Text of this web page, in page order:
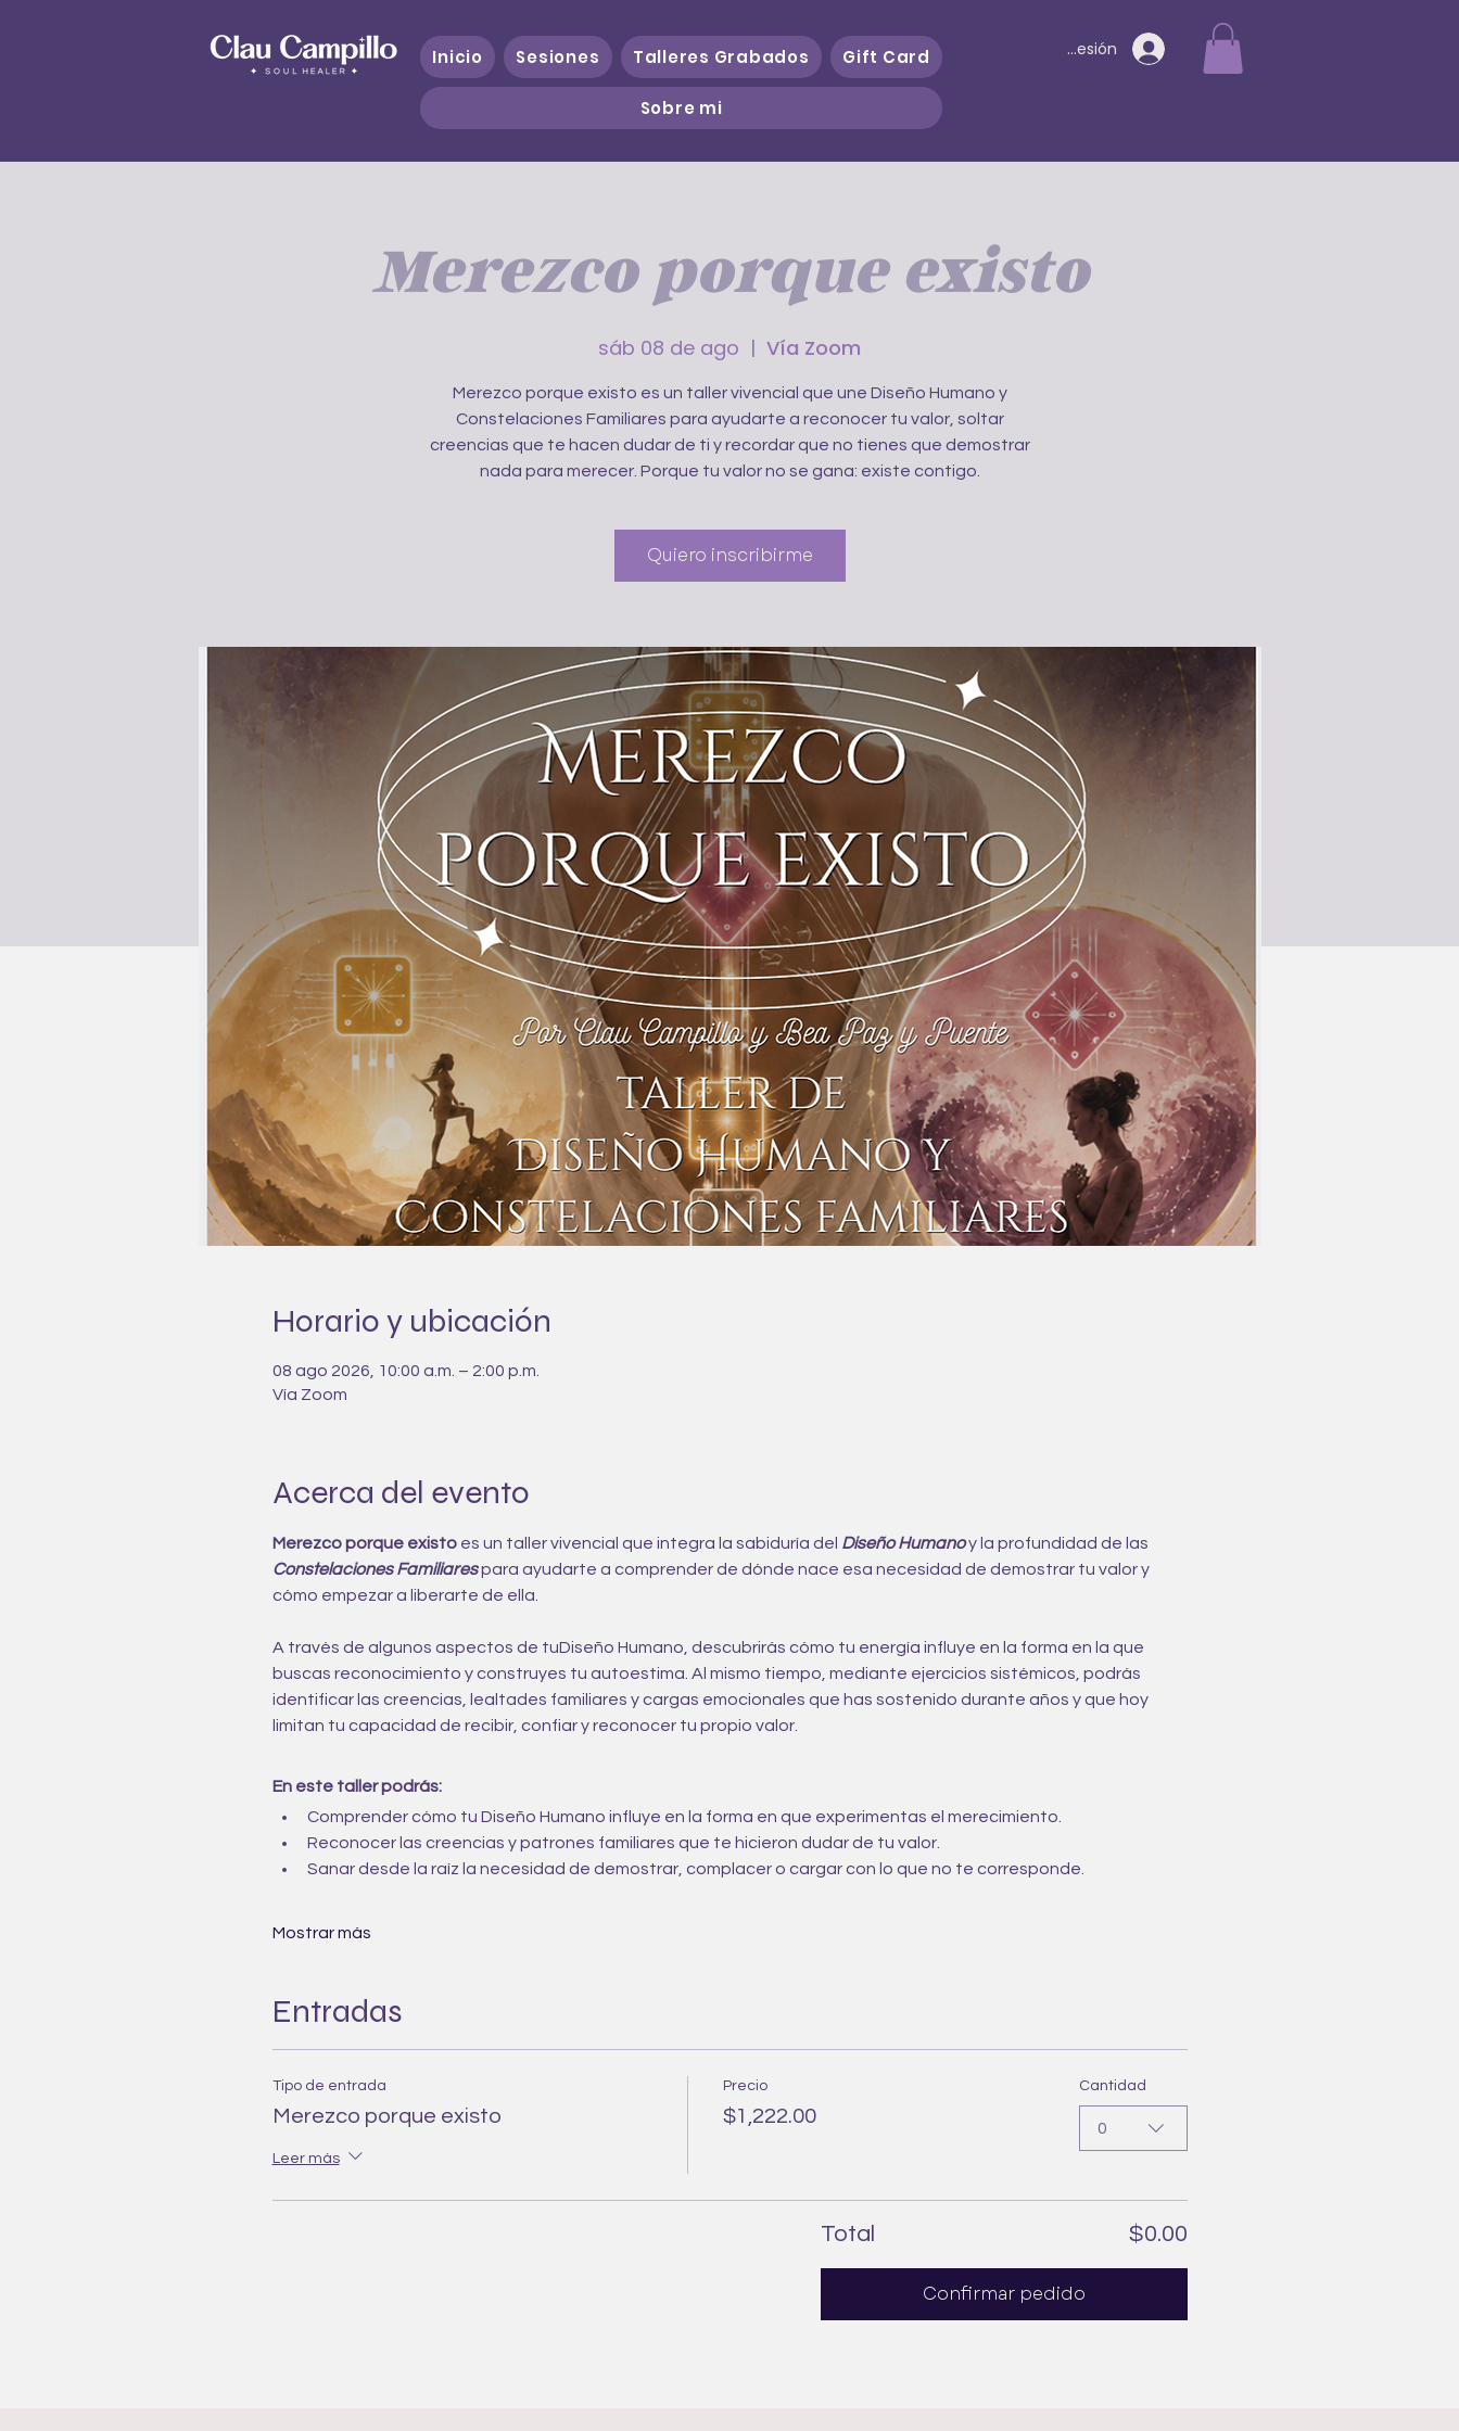
Inicio Sesiones Talleres Grabados Gift Card
Sobre mi
Iniciar sesión
Merezco porque existo
sáb 08 de ago
  |
Vía Zoom
Merezco porque existo es un taller vivencial que une Diseño Humano y
Constelaciones Familiares para ayudarte a reconocer tu valor, soltar
creencias que te hacen dudar de ti y recordar que no tienes que demostrar
nada para merecer. Porque tu valor no se gana: existe contigo.
Quiero inscribirme
Horario y ubicación
08 ago 2026, 10:00 a.m. – 2:00 p.m.
Vía Zoom
Acerca del evento
Merezco porque existo es un taller vivencial que integra la sabiduría del Diseño Humano y la profundidad de las
Constelaciones Familiares para ayudarte a comprender de dónde nace esa necesidad de demostrar tu valor y
cómo empezar a liberarte de ella.
A través de algunos aspectos de tuDiseño Humano, descubrirás cómo tu energía influye en la forma en la que
buscas reconocimiento y construyes tu autoestima. Al mismo tiempo, mediante ejercicios sistémicos, podrás
identificar las creencias, lealtades familiares y cargas emocionales que has sostenido durante años y que hoy
limitan tu capacidad de recibir, confiar y reconocer tu propio valor.
En este taller podrás:
Comprender cómo tu Diseño Humano influye en la forma en que experimentas el merecimiento.
Reconocer las creencias y patrones familiares que te hicieron dudar de tu valor.
Sanar desde la raíz la necesidad de demostrar, complacer o cargar con lo que no te corresponde.
Mostrar más
Entradas
Tipo de entrada
Merezco porque existo
Leer más
Precio
$1,222.00
Cantidad
0
Total $0.00
Confirmar pedido